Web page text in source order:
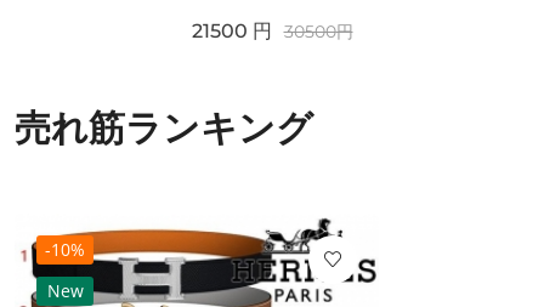
21500 円 30500円
売れ筋ランキング
-10%
New